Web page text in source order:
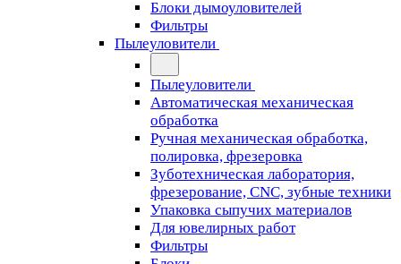
Блоки дымоуловителей
Фильтры
Пылеуловители
Пылеуловители
Автоматическая механическая
обработка
Ручная механическая обработка,
полировка, фрезеровка
Зуботехническая лаборатория,
фрезерование, CNC, зубные техники
Упаковка сыпучих материалов
Для ювелирных работ
Фильтры